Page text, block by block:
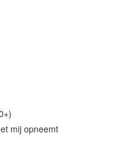
mij opneemt